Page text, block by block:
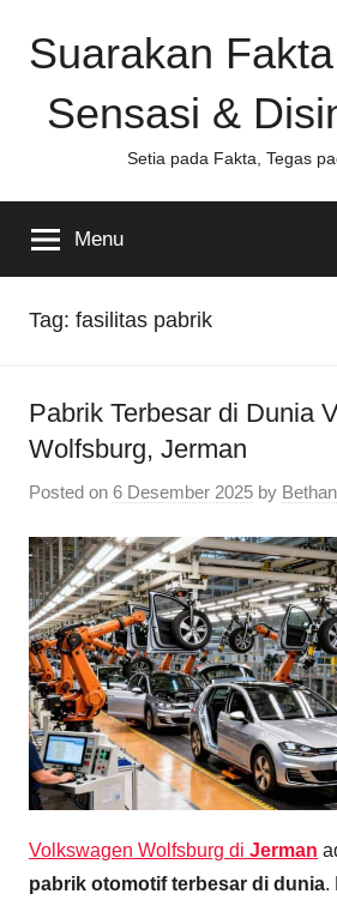
Suarakan
Sensasi &
Setia pada Fakta, Tegas
Menu
Tag: fasilitas pabrik
Pabrik Terbesar di Dunia
Wolfsburg, Jerman
Posted on 6 Desember 2025 by
Volkswagen Wolfsburg di Jerman
pabrik otomotif terbesar di dunia.